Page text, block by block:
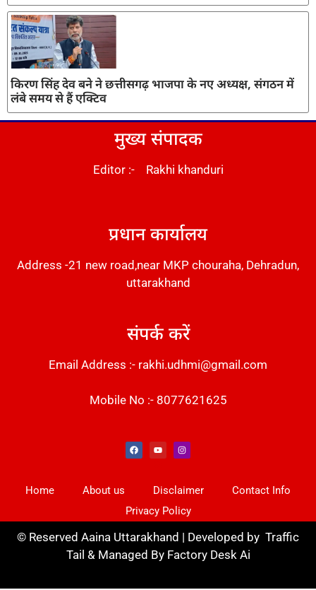
किरण सिंह देव बने ने छत्तीसगढ़ भाजपा के नए अध्यक्ष, संगठन में
लंबे समय से हैं एक्टिव
मुख्य संपादक
Editor :- Rakhi khanduri
प्रधान कार्यालय
Address -21 new road,near MKP chouraha, Dehradun,
uttarakhand
संपर्क करें
Email Address :- rakhi.udhmi@gmail.com
Mobile No :- 8077621625
Home About us Disclaimer
Contact Info
Privacy Policy
© Reserved Aaina Uttarakhand | Developed by Traffic
Tail & Managed By Factory Desk Ai